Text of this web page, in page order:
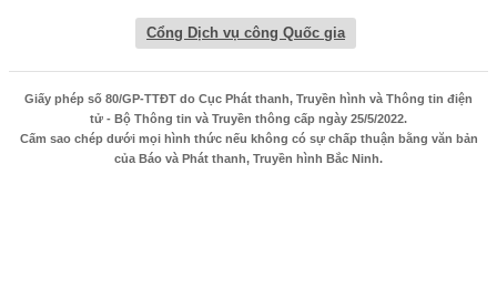
Cổng Dịch vụ công Quốc gia
Giấy phép số 80/GP-TTĐT do Cục Phát thanh, Truyền hình và Thông tin điện
tử - Bộ Thông tin và Truyền thông cấp ngày 25/5/2022.
Cấm sao chép dưới mọi hình thức nếu không có sự chấp thuận bằng văn bản
của Báo và Phát thanh, Truyền hình Bắc Ninh.